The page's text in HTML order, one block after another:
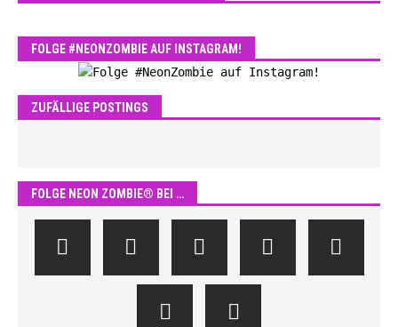
FOLGE #NEONZOMBIE AUF INSTAGRAM!
ZUFÄLLIGE POSTINGS
FOLGE NEON ZOMBIE® BEI …